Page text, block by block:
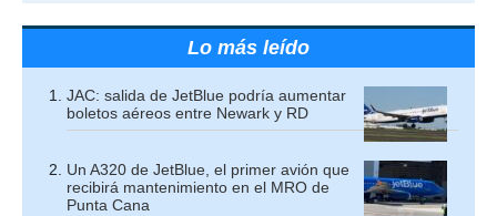
Lo más leído
JAC: salida de JetBlue podría aumentar
boletos aéreos entre Newark y RD
Un A320 de JetBlue, el primer avión que
recibirá mantenimiento en el MRO de
Punta Cana